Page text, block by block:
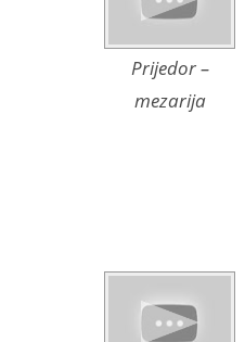
Prijedor –
mezarija